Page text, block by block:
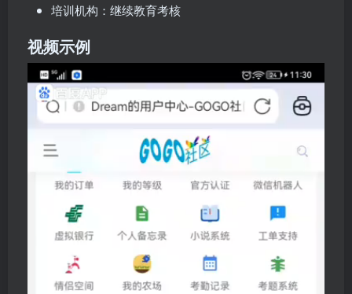
培训机构：继续教育考核
视频示例